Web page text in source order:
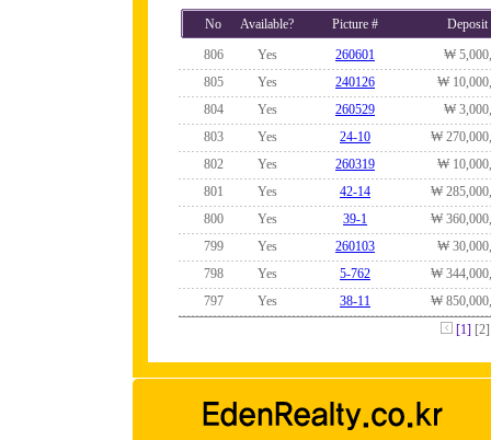
No Available? Picture #
Deposit
806
Yes 260601
₩
805
Yes 240126
₩
804
Yes 260529
₩
803
Yes 24-10
₩
802
Yes 260319
₩
801
Yes 42-14
₩
800
Yes 39-1
₩
799
Yes 260103
₩
798
Yes 5-762
₩
797
Yes 38-11
₩
[1]